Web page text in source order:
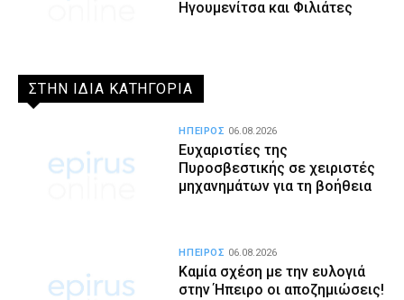
Ηγουμενίτσα και Φιλιάτες
ΣΤΗΝ ΙΔΙΑ ΚΑΤΗΓΟΡΙΑ
Ευχαριστίες της
Πυροσβεστικής σε χειριστές
μηχανημάτων για τη βοήθεια
ΗΠΕΙΡΟΣ 06.08.2026
Καμία σχέση με την ευλογιά
στην Ήπειρο οι αποζημιώσεις!
ΗΠΕΙΡΟΣ 06.08.2026